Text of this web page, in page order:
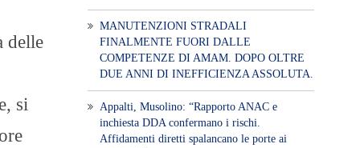
delle
si
MANUTENZIONI STRADALI
FINALMENTE FUORI DALLE
COMPETENZE DI AMAM. DOPO OLTRE
DUE ANNI DI INEFFICIENZA ASSOLUTA.
​Appalti, Musolino: “Rapporto ANAC e
inchiesta DDA confermano i rischi.
Affidamenti diretti spalancano le porte ai